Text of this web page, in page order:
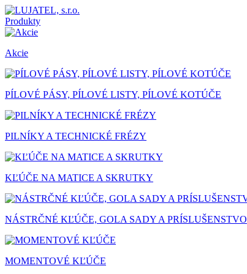
Produkty
Akcie
PÍLOVÉ PÁSY, PÍLOVÉ LISTY, PÍLOVÉ KOTÚČE
PILNÍKY A TECHNICKÉ FRÉZY
KĽÚČE NA MATICE A SKRUTKY
NÁSTRČNÉ KĽÚČE, GOLA SADY A PRÍSLUŠENSTVO
MOMENTOVÉ KĽÚČE